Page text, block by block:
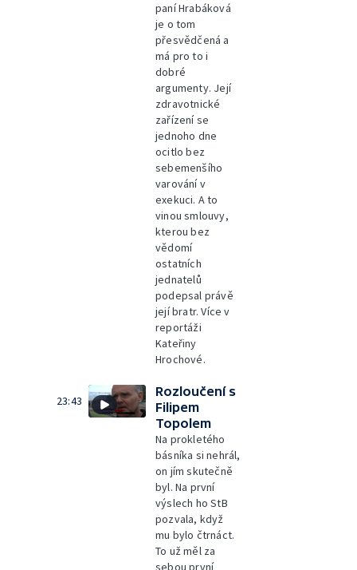
paní Hrabáková
je o tom
přesvědčená a
má pro to i
dobré
argumenty. Její
zdravotnické
zařízení se
jednoho dne
ocitlo bez
sebemenšího
varování v
exekuci. A to
vinou smlouvy,
kterou bez
vědomí
ostatních
jednatelů
podepsal právě
její bratr. Více v
reportáži
Kateřiny
Hrochové.
23:43
Rozloučení s
Filipem
Topolem
Na prokletého
básníka si nehrál,
on jím skutečně
byl. Na první
výslech ho StB
pozvala, když
mu bylo čtrnáct.
To už měl za
sebou první